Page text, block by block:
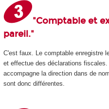
"Comptable et
pareil."
C'est faux. Le comptable enregistre
et effectue des déclarations fiscales.
accompagne la direction dans de
sont donc différentes.